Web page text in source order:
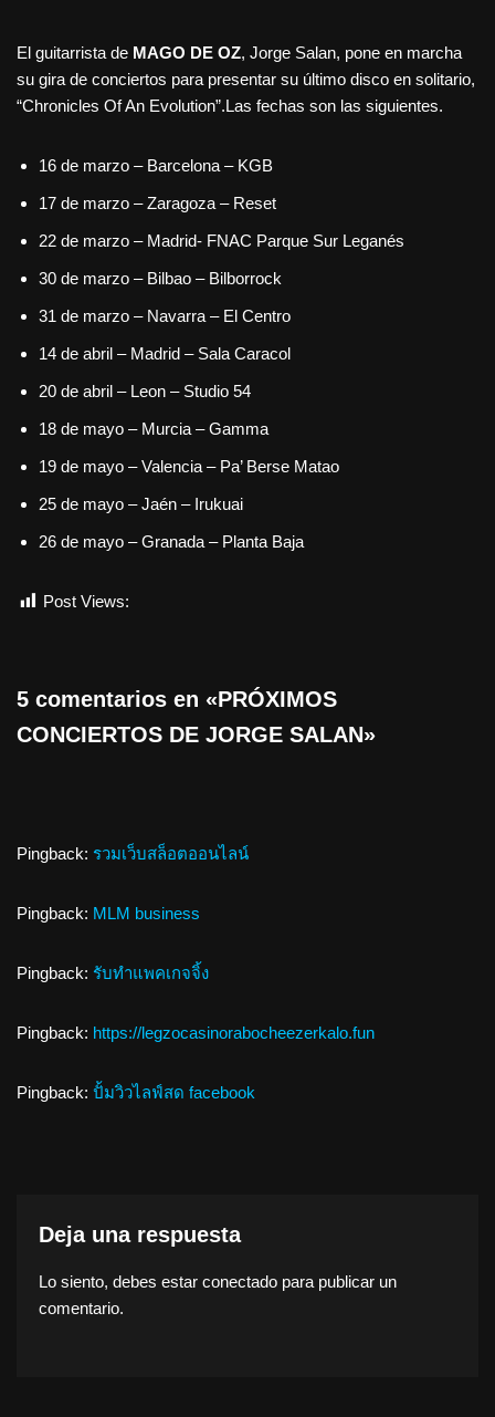
El guitarrista de MAGO DE OZ, Jorge Salan, pone en marcha
su gira de conciertos para presentar su último disco en solitario,
“Chronicles Of An Evolution”.Las fechas son las siguientes.
16 de marzo – Barcelona – KGB
17 de marzo – Zaragoza – Reset
22 de marzo – Madrid- FNAC Parque Sur Leganés
30 de marzo – Bilbao – Bilborrock
31 de marzo – Navarra – El Centro
14 de abril – Madrid – Sala Caracol
20 de abril – Leon – Studio 54
18 de mayo – Murcia – Gamma
19 de mayo – Valencia – Pa’ Berse Matao
25 de mayo – Jaén – Irukuai
26 de mayo – Granada – Planta Baja
Post Views:
5 comentarios en «PRÓXIMOS
CONCIERTOS DE JORGE SALAN»
Pingback: รวมเว็บสล็อตออนไลน์
Pingback: MLM business
Pingback: รับทำแพคเกจจิ้ง
Pingback: https://legzocasinorabocheezerkalo.fun
Pingback: ปั้มวิวไลฟ์สด facebook
Deja una respuesta
Lo siento, debes estar conectado para publicar un
comentario.